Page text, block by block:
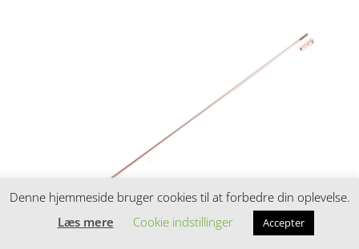
Denne hjemmeside bruger cookies til at forbedre din oplevelse.
Læs mere
Cookie indstillinger Accepter